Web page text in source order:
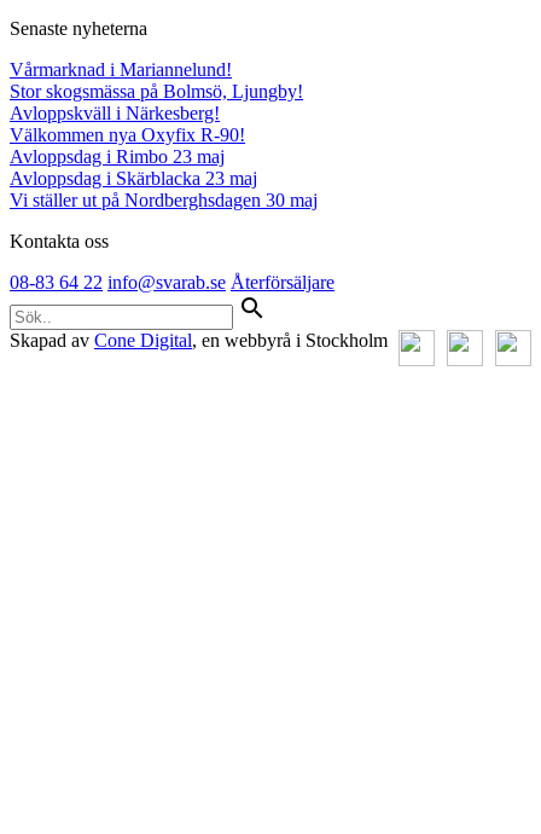
Senaste nyheterna
Vårmarknad i Mariannelund!
Stor skogsmässa på Bolmsö, Ljungby!
Avloppskväll i Närkesberg!
Välkommen nya Oxyfix R-90!
Avloppsdag i Rimbo 23 maj
Avloppsdag i Skärblacka 23 maj
Vi ställer ut på Nordberghsdagen 30 maj
Kontakta oss
08-83 64 22 info@svarab.se Återförsäljare
search
Skapad av Cone Digital, en webbyrå i Stockholm